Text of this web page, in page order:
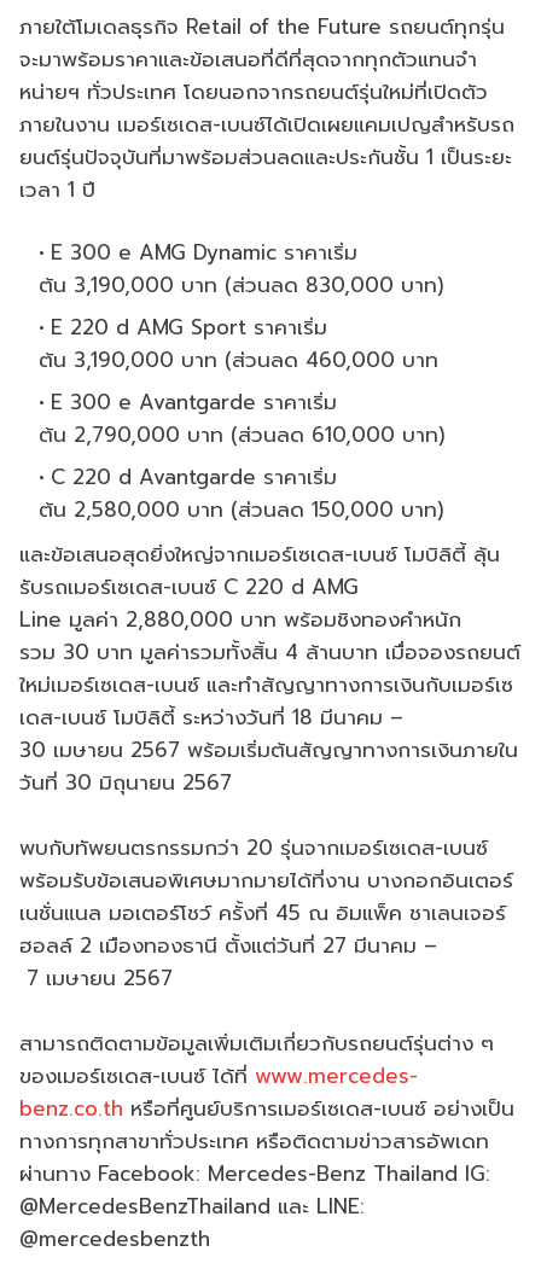
ภายใต้โมเดลธุรกิจ Retail of the Future รถยนต์ทุกรุ่น
จะมาพร้อมราคาและข้อเสนอที่ดีที่สุดจากทุกตัวแทนจำ
หน่ายฯ ทั่วประเทศ โดยนอกจากรถยนต์รุ่นใหม่ที่เปิดตัว
ภายในงาน เมอร์เซเดส-เบนซ์ได้เปิดเผยแคมเปญสำหรับรถ
ยนต์รุ่นปัจจุบันที่มาพร้อมส่วนลดและประกันชั้น 1 เป็นระยะ
เวลา 1 ปี
E 300 e AMG Dynamic ราคาเริ่ม
ต้น 3,190,000 บาท (ส่วนลด 830,000 บาท)
E 220 d AMG Sport ราคาเริ่ม
ต้น 3,190,000 บาท (ส่วนลด 460,000 บาท
E 300 e Avantgarde ราคาเริ่ม
ต้น 2,790,000 บาท (ส่วนลด 610,000 บาท)
C 220 d Avantgarde ราคาเริ่ม
ต้น 2,580,000 บาท (ส่วนลด 150,000 บาท)
และข้อเสนอสุดยิ่งใหญ่จากเมอร์เซเดส-เบนซ์ โมบิลิตี้ ลุ้น
รับรถเมอร์เซเดส-เบนซ์ C 220 d AMG
Line มูลค่า 2,880,000 บาท พร้อมชิงทองคำหนัก
รวม 30 บาท มูลค่ารวมทั้งสิ้น 4 ล้านบาท เมื่อจองรถยนต์
ใหม่เมอร์เซเดส-เบนซ์ และทำสัญญาทางการเงินกับเมอร์เซ
เดส-เบนซ์ โมบิลิตี้ ระหว่างวันที่ 18 มีนาคม –
30 เมษายน 2567 พร้อมเริ่มต้นสัญญาทางการเงินภายใน
วันที่ 30 มิถุนายน 2567
พบกับทัพยนตรกรรมกว่า 20 รุ่นจากเมอร์เซเดส-เบนซ์
พร้อมรับข้อเสนอพิเศษมากมายได้ที่งาน บางกอกอินเตอร์
เนชั่นแนล มอเตอร์โชว์ ครั้งที่ 45 ณ อิมแพ็ค ชาเลนเจอร์
ฮอลล์2 เมืองทองธานี ตั้งแต่วันที่ 27 มีนาคม –
7 เมษายน 2567
สามารถติดตามข้อมูลเพิ่มเติมเกี่ยวกับรถยนต์รุ่นต่าง ๆ
ของเมอร์เซเดส-เบนซ์ ได้ที่ www.mercedes-
benz.co.th หรือที่ศูนย์บริการเมอร์เซเดส-เบนซ์ อย่างเป็น
ทางการทุกสาขาทั่วประเทศ หรือติดตามข่าวสารอัพเดท
ผ่านทาง Facebook: Mercedes-Benz Thailand IG:
@MercedesBenzThailand และ LINE:
@mercedesbenzth